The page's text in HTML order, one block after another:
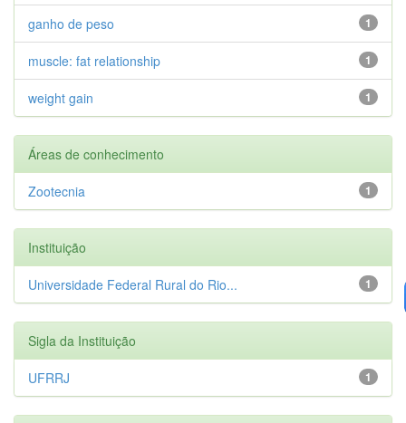
1
ganho de peso
1
muscle: fat relationship
1
weight gain
Áreas de conhecimento
1
Zootecnia
Instituição
1
Universidade Federal Rural do Rio...
Sigla da Instituição
1
UFRRJ